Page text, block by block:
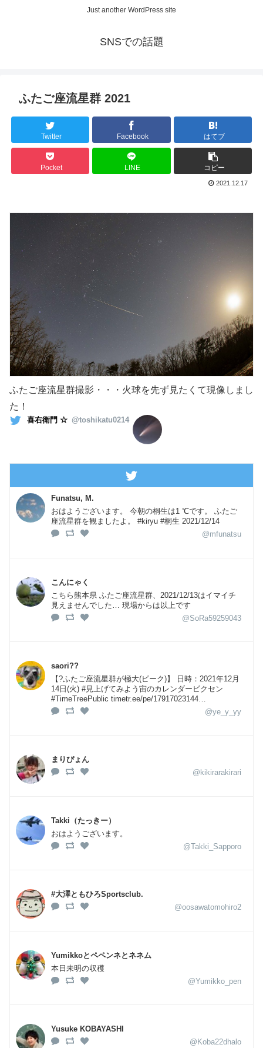
Just another WordPress site
SNSでの話題
ふたご座流星群 2021
Twitter Facebook はてブ
Pocket LINE コピー
2021.12.17
ふたご座流星群撮影・・・火球を先ず見たくて現像しまし
た！
喜右衛門 ☆ @toshikatu0214
Funatsu, M.
おはようございます。 今朝の桐生は1 ℃です。 ふたご
座流星群を観ましたよ。 #kiryu #桐生 2021/12/14
@mfunatsu
こんにゃく
こちら熊本県 ふたご座流星群、2021/12/13はイマイチ
見えませんでした… 現場からは以上です
@SoRa59259043
saori??
【?ふたご座流星群が極大(ピーク)】 日時：2021年12月
14日(火) #️見上げてみよう宙のカレンダー️ビクセン
#TimeTreePublic timetr.ee/pe/17917023144…
@ye_y_yy
まりぴょん
@kikirarakirari
Takki（たっきー）
おはようございます。
@Takki_Sapporo
#大澤ともひろSportsclub.
@oosawatomohiro2
Yumikkoとペペンネとネネム
本日未明の収穫
@Yumikko_pen
Yusuke KOBAYASHI
@Koba22dhalo